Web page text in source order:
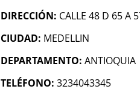
DIRECCIÓN: CALLE 48 D 65 A
CIUDAD: MEDELLIN
DEPARTAMENTO: ANTIOQUIA
TELÉFONO: 3234043345